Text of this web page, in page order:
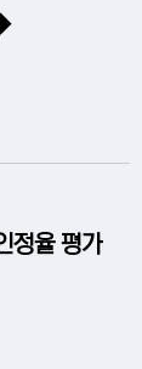
정율 평가